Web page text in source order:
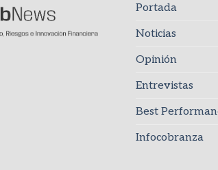
Portada
Noticias
Opinión
Entrevistas
Best
Infocobranza